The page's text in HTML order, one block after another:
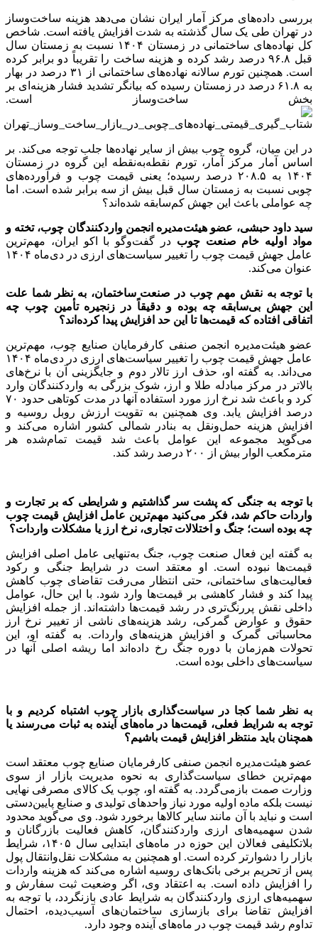
بررسی داده‌های مرکز آمار ایران نشان می‌دهد هزینه ساخت‌وساز
در تهران طی یک سال گذشته به شدت افزایش یافته است. شاخص
کل نهاده‌های ساختمانی در زمستان ۱۴۰۴ نسبت به زمستان سال
قبل ۹۶.۸ درصد رشد کرده و هزینه ساخت را تقریباً دو برابر کرده
است. همچنین تورم سالانه نهاده‌های ساختمانی از ۳۱ درصد در بهار
به ۶۱.۸ درصد در زمستان رسیده که بیانگر تشدید فشار هزینه‌ای بر
بخش ساخت‌وساز است.
در این میان، گروه چوب بیش از سایر نهاده‌ها جلب توجه می‌کند. بر
اساس آمار مرکز آمار، تورم نقطه‌به‌نقطه این گروه در زمستان
۱۴۰۴ به ۲۰۸.۵ درصد رسیده؛ یعنی قیمت چوب و فرآورده‌های
چوبی نسبت به زمستان سال قبل بیش از سه برابر شده است. اما
چه عواملی باعث این جهش کم‌سابقه شده‌اند؟
سید داود حبشی، عضو هیئت‌مدیره انجمن واردکنندگان چوب، تخته و
مواد اولیه خام صنعت چوب در گفت‌وگو با اکو ایران، مهم‌ترین
عامل جهش قیمت چوب را تغییر سیاست‌های ارزی در دی‌ماه ۱۴۰۴
عنوان می‌کند.
با توجه به نقش مهم چوب در صنعت ساختمان، به نظر شما علت
این جهش بی‌سابقه چه بوده و دقیقاً در زنجیره تأمین چوب چه
اتفاقی افتاده که قیمت‌ها تا این حد افزایش پیدا کرده‌اند؟
عضو هیئت‌مدیره انجمن صنفی کارفرمایان صنایع چوب، مهم‌ترین
عامل جهش قیمت چوب را تغییر سیاست‌های ارزی در دی‌ماه ۱۴۰۴
می‌داند. به گفته او، حذف ارز تالار دوم و جایگزینی آن با نرخ‌های
بالاتر در مرکز مبادله طلا و ارز، شوک بزرگی به واردکنندگان وارد
کرد و باعث شد نرخ ارز مورد استفاده آنها در مدت کوتاهی حدود ۷۰
درصد افزایش یابد. وی همچنین به تقویت ارزش روبل روسیه و
افزایش هزینه حمل‌ونقل به بنادر شمالی کشور اشاره می‌کند و
می‌گوید مجموعه این عوامل باعث شد قیمت تمام‌شده هر
مترمکعب الوار بیش از ۲۰۰ درصد رشد کند.
با توجه به جنگی که پشت سر گذاشتیم و شرایطی که بر تجارت و
واردات حاکم شد، فکر می‌کنید مهم‌ترین عامل افزایش قیمت چوب
چه بوده است؛ جنگ و اختلالات تجاری، نرخ ارز یا مشکلات واردات؟
به گفته این فعال صنعت چوب، جنگ به‌تنهایی عامل اصلی افزایش
قیمت‌ها نبوده است. او معتقد است در شرایط جنگی و رکود
فعالیت‌های ساختمانی، حتی انتظار می‌رفت تقاضای چوب کاهش
پیدا کند و فشار کاهشی بر قیمت‌ها وارد شود. با این حال، عوامل
داخلی نقش پررنگ‌تری در رشد قیمت‌ها داشته‌اند. از جمله افزایش
حقوق و عوارض گمرکی، رشد هزینه‌های ناشی از تغییر نرخ ارز
محاسباتی گمرک و افزایش هزینه‌های واردات. به گفته او، این
تحولات هم‌زمان با دوره جنگ رخ داده‌اند اما ریشه اصلی آنها در
سیاست‌های داخلی بوده است.
به نظر شما کجا در سیاست‌گذاری بازار چوب اشتباه کردیم و با
توجه به شرایط فعلی، قیمت‌ها در ماه‌های آینده به ثبات می‌رسند یا
همچنان باید منتظر افزایش قیمت باشیم؟
عضو هیئت‌مدیره انجمن صنفی کارفرمایان صنایع چوب معتقد است
مهم‌ترین خطای سیاست‌گذاری به نحوه مدیریت بازار از سوی
وزارت صمت بازمی‌گردد. به گفته او، چوب یک کالای مصرفی نهایی
نیست بلکه ماده اولیه مورد نیاز واحدهای تولیدی و صنایع پایین‌دستی
است و نباید با آن مانند سایر کالاها برخورد شود. وی می‌گوید محدود
شدن سهمیه‌های ارزی واردکنندگان، کاهش فعالیت بازرگانان و
بلاتکلیفی فعالان این حوزه در ماه‌های ابتدایی سال ۱۴۰۵، شرایط
بازار را دشوارتر کرده است. او همچنین به مشکلات نقل‌وانتقال پول
پس از تحریم برخی بانک‌های روسیه اشاره می‌کند که هزینه واردات
را افزایش داده است. به اعتقاد وی، اگر وضعیت ثبت سفارش و
سهمیه‌های ارزی واردکنندگان به شرایط عادی بازنگردد، با توجه به
افزایش تقاضا برای بازسازی ساختمان‌های آسیب‌دیده، احتمال
تداوم رشد قیمت چوب در ماه‌های آینده وجود دارد.